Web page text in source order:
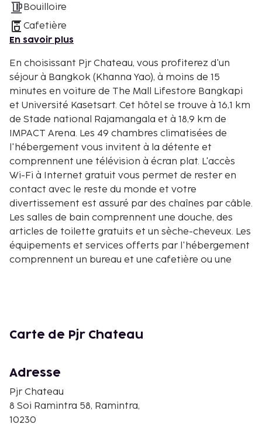
Bouilloire
Cafetière
En savoir plus
En choisissant Pjr Chateau, vous profiterez d'un
séjour à Bangkok (Khanna Yao), à moins de 15
minutes en voiture de The Mall Lifestore Bangkapi
et Université Kasetsart. Cet hôtel se trouve à 16,1 km
de Stade national Rajamangala et à 18,9 km de
IMPACT Arena. Les 49 chambres climatisées de
l'hébergement vous invitent à la détente et
comprennent une télévision à écran plat. L'accès
Wi-Fi à Internet gratuit vous permet de rester en
contact avec le reste du monde et votre
divertissement est assuré par des chaînes par câble.
Les salles de bain comprennent une douche, des
articles de toilette gratuits et un sèche-cheveux. Les
équipements et services offerts par l'hébergement
comprennent un bureau et une cafetière ou une
Temple bouddhiste Wat Nuan Chan - 4,4 km
The Mall Lifestore Bangkapi - 9,4 km
Central Ramintra - 9,9 km
Hôpital Vejthani - 10,1 km
Université Kasetsart - 12,2 km
Carte de Pjr Chateau
Adresse
Pjr Chateau
8 Soi Ramintra 58, Ramintra,
10230